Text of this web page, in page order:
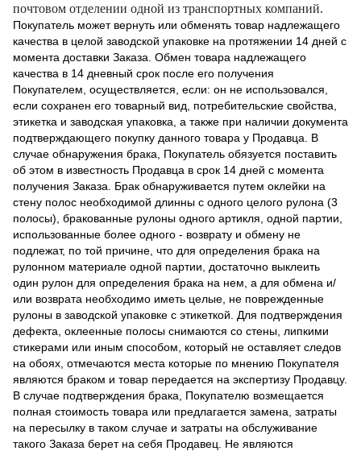
почтовом отделении одной из транспортных компаний.
Покупатель может вернуть или обменять товар надлежащего
качества в целой заводской упаковке на протяжении 14 дней с
момента доставки Заказа. Обмен товара надлежащего
качества в 14 дневный срок после его получения
Покупателем, осуществляется, если: он не использовался,
если сохранен его товарный вид, потребительские свойства,
этикетка и заводская упаковка, а также при наличии документа
подтверждающего покупку данного товара у Продавца. В
случае обнаружения брака, Покупатель обязуется поставить
об этом в известность Продавца в срок 14 дней с момента
получения Заказа. Брак обнаруживается путем оклейки на
стену полос необходимой длинны с одного целого рулона (3
полосы), бракованные рулоны одного артикля, одной партии,
использованные более одного - возврату и обмену не
подлежат, по той причине, что для определения брака на
рулонном материале одной партии, достаточно выклеить
один рулон для определения брака на нем, а для обмена и/
или возврата необходимо иметь целые, не поврежденные
рулоны в заводской упаковке с этикеткой. Для подтверждения
дефекта, оклеенные полосы снимаются со стены, липкими
стикерами или иным способом, который не оставляет следов
на обоях, отмечаются места которые по мнению Покупателя
являются браком и товар передается на экспертизу Продавцу.
В случае подтверждения брака, Покупателю возмещается
полная стоимость товара или предлагается замена, затраты
на пересылку в таком случае и затраты на обслуживание
такого Заказа берет на себя Продавец. Не являются